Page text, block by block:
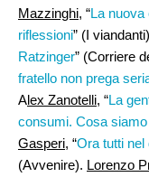
Mazzinghi, “La nuova
riflessioni” (I
Ratzinger” (Corriere
fratello non prega
Alex Zanotelli, “La
consumi. Cosa
Gasperi, “Ora tutti nel
(Avvenire). Lorenzo